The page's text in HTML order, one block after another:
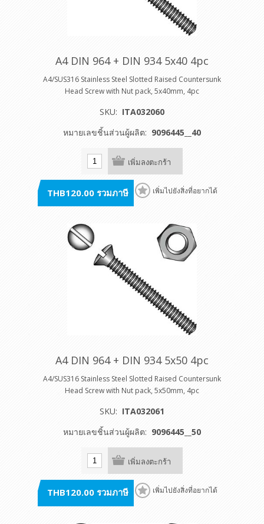
A4 DIN 964 + DIN 934 5x40 4pc
A4/SUS316 Stainless Steel Slotted Raised Countersunk
Head Screw with Nut pack, 5x40mm, 4pc
SKU: ITA032060
หมายเลขชิ้นส่วนผู้ผลิต: 9096445__40
เพิ่มลงตะกร้า
THB120.00 รวมภาษี เพิ่มไปยังสิ่งที่อยากได้
A4 DIN 964 + DIN 934 5x50 4pc
A4/SUS316 Stainless Steel Slotted Raised Countersunk
Head Screw with Nut pack, 5x50mm, 4pc
SKU: ITA032061
หมายเลขชิ้นส่วนผู้ผลิต: 9096445__50
เพิ่มลงตะกร้า
THB120.00 รวมภาษี เพิ่มไปยังสิ่งที่อยากได้